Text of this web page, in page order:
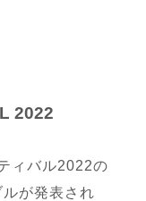
2022
ィバル2022の
が発表され